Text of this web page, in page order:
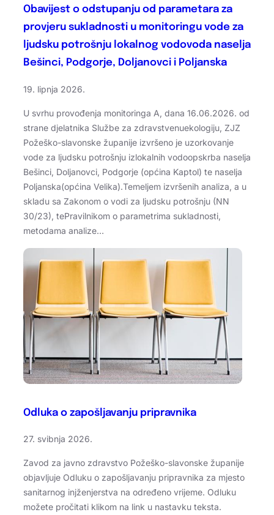
Obavijest o odstupanju od parametara za
provjeru sukladnosti u monitoringu vode za
ljudsku potrošnju lokalnog vodovoda naselja
Bešinci, Podgorje, Doljanovci i Poljanska
19. lipnja 2026.
U svrhu provođenja monitoringa A, dana 16.06.2026. od
strane djelatnika Službe za zdravstvenuekologiju, ZJZ
Požeško-slavonske županije izvršeno je uzorkovanje
vode za ljudsku potrošnju izlokalnih vodoopskrba naselja
Bešinci, Doljanovci, Podgorje (općina Kaptol) te naselja
Poljanska(općina Velika).Temeljem izvršenih analiza, a u
skladu sa Zakonom o vodi za ljudsku potrošnju (NN
30/23), tePravilnikom o parametrima sukladnosti,
metodama analize…
Odluka o zapošljavanju pripravnika
27. svibnja 2026.
Zavod za javno zdravstvo Požeško-slavonske županije
objavljuje Odluku o zapošljavanju pripravnika za mjesto
sanitarnog injženjerstva na određeno vrijeme. Odluku
možete pročitati klikom na link u nastavku teksta.